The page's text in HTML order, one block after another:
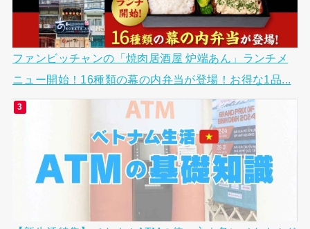
ファンビッチャンの「焼肉居酒屋 炉端あん」ランチメ
ニュー開始！16種類の幕の内弁当が登場！お得な1品...